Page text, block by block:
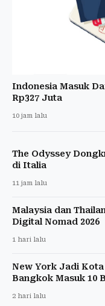
Indonesia Masuk
Rp327 Juta
10 jam lalu
The Odyssey
di Italia
11 jam lalu
Malaysia dan
Digital Nomad 2026
1 hari lalu
New York Jadi Kota
Bangkok Masuk 10
2 hari lalu